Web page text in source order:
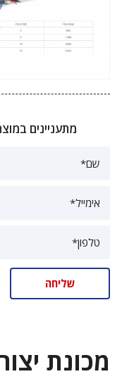
מתעניינים
מכונת